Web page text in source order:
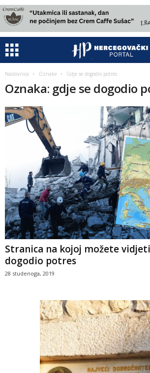
Naslovnica Oznake Gdje se dogodio potres
Oznaka: gdje se dogodio
Stranica na kojoj možete
dogodio potres
28 studenoga, 2019